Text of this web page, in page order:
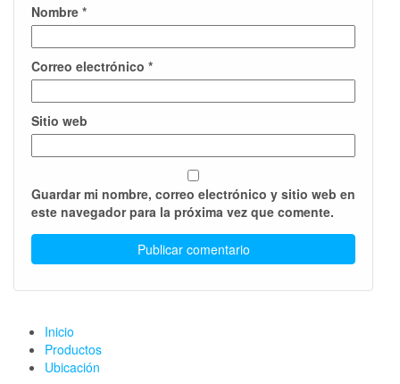
Nombre *
Correo electrónico *
Sitio web
Guardar mi nombre, correo electrónico y sitio web en
este navegador para la próxima vez que comente.
Inicio
Productos
Ubicación